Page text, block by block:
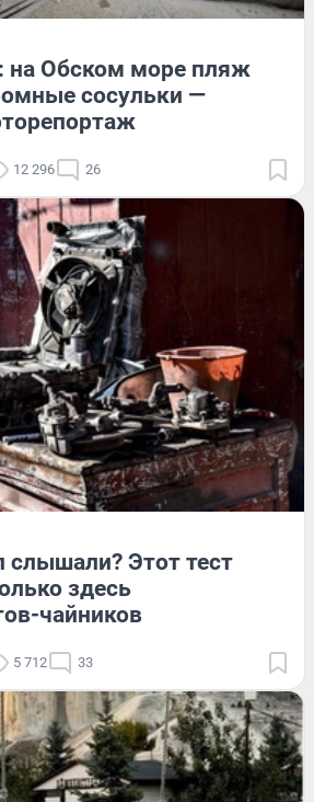
на Обском море пляж
сосульки —
12 296 26
слышали? Этот тест
здесь
чайников
5 712 33